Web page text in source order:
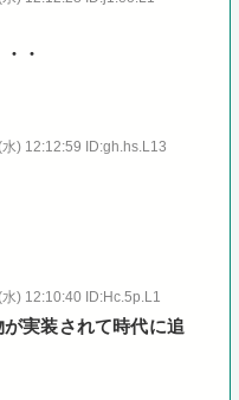
・
) 12:12:59 ID:gh.hs.L13
) 12:10:40 ID:Hc.5p.L1
実装されて時代に追